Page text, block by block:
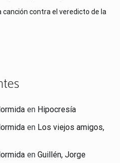
canción contra el veredicto de la
en Hipocresía
en Los viejos amigos,
en Guillén, Jorge